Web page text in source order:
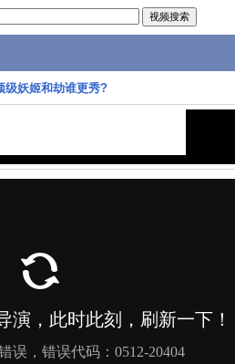
级妖姬和劫谁更秀?